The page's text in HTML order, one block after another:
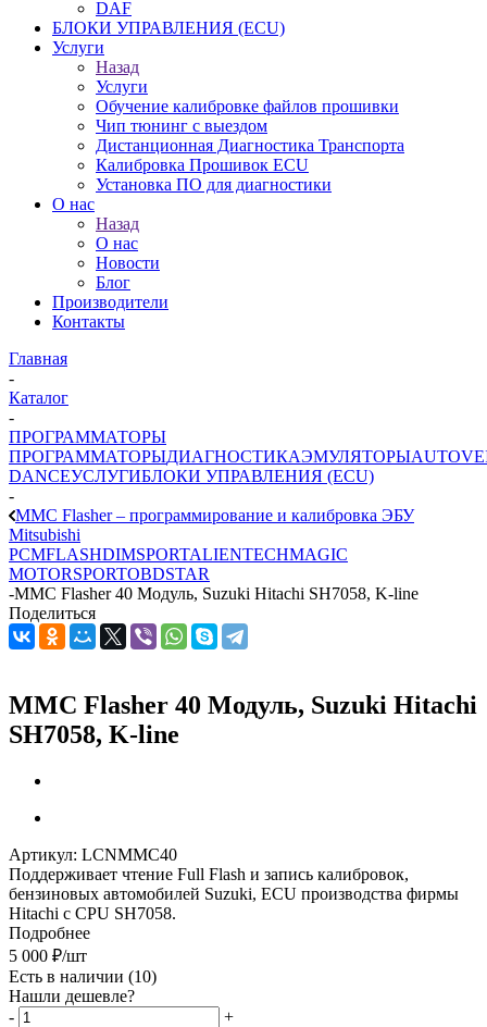
DAF
БЛОКИ УПРАВЛЕНИЯ (ECU)
Услуги
Назад
Услуги
Обучение калибровке файлов прошивки
Чип тюнинг с выездом
Дистанционная Диагностика Транспорта
Калибровка Прошивок ECU
Установка ПО для диагностики
О нас
Назад
О нас
Новости
Блог
Производители
Контакты
Главная
-
Каталог
-
ПРОГРАММАТОРЫ
ПРОГРАММАТОРЫДИАГНОСТИКАЭМУЛЯТОРЫ
DANCEУСЛУГИБЛОКИ УПРАВЛЕНИЯ (ECU)
-
MMC Flasher – программирование и калибровка ЭБУ
Mitsubishi
PCMFLASHDIMSPORTALIENTECHMAGIC
MOTORSPORTOBDSTAR
-MMC Flasher 40 Модуль, Suzuki Hitachi SH7058, K-line
Поделиться
MMC Flasher 40 Модуль, Suzuki Hitachi
SH7058, K-line
Артикул: LCNMMC40
Поддерживает чтение Full Flash и запись калибровок,
бензиновых автомобилей Suzuki, ECU производства фирмы
Hitachi c CPU SH7058.
Подробнее
5 000 ₽/шт
Есть в наличии (10)
Нашли дешевле?
-
+